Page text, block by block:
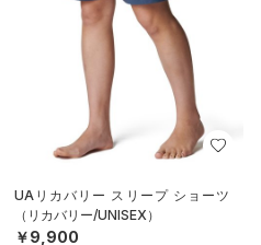
UAリカバリー スリープ ショーツ
（リカバリー/UNISEX）
￥9,900